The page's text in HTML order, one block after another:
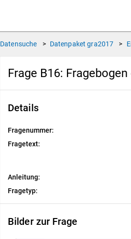
Datensuche > Datenpaket gra2017 >
Frage B16:
Details
Fragenummer:
Fragetext:
Anleitung:
Fragetyp:
Bilder zur Frage